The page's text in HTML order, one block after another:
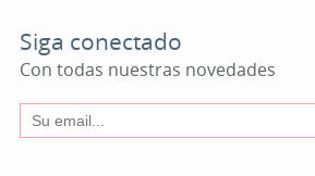
Siga conectado
Con todas nuestras novedades